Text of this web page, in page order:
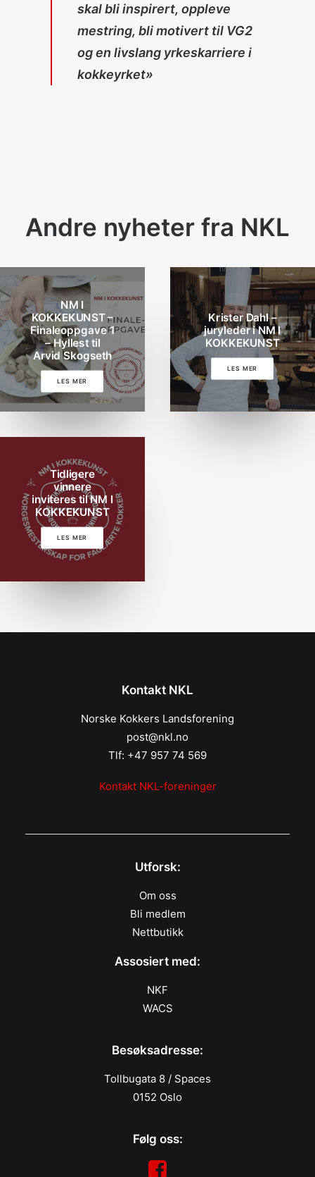
skal bli inspirert, oppleve
mestring, bli motivert til VG2
og en livslang yrkeskarriere i
kokkeyrket»
Andre nyheter fra NKL
NM I
KOKKEKUNST –
Finaleoppgave 1
– Hyllest til
Arvid Skogseth
LES MER
Krister Dahl –
juryleder i NM I
KOKKEKUNST
LES MER
Tidligere
vinnere
inviteres til NM I
KOKKEKUNST
LES MER
Kontakt NKL
Norske Kokkers Landsforening
post@nkl.no
Tlf: +47 957 74 569
Kontakt NKL-foreninger
Utforsk:
Om oss
Bli medlem
Nettbutikk
Assosiert med:
NKF
WACS
Besøksadresse:
Tollbugata 8 / Spaces
0152 Oslo
Følg oss: